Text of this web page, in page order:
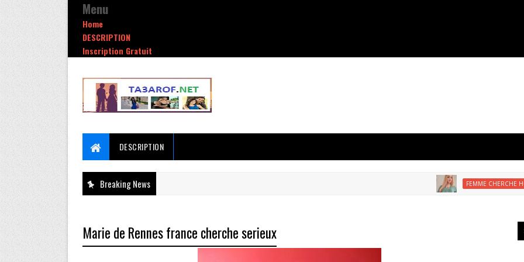
Menu
Home
DESCRIPTION
Inscription Gratuit
DESCRIPTION
Breaking News FEMME CHERCHE HOMME
Marie de Rennes france cherche serieux